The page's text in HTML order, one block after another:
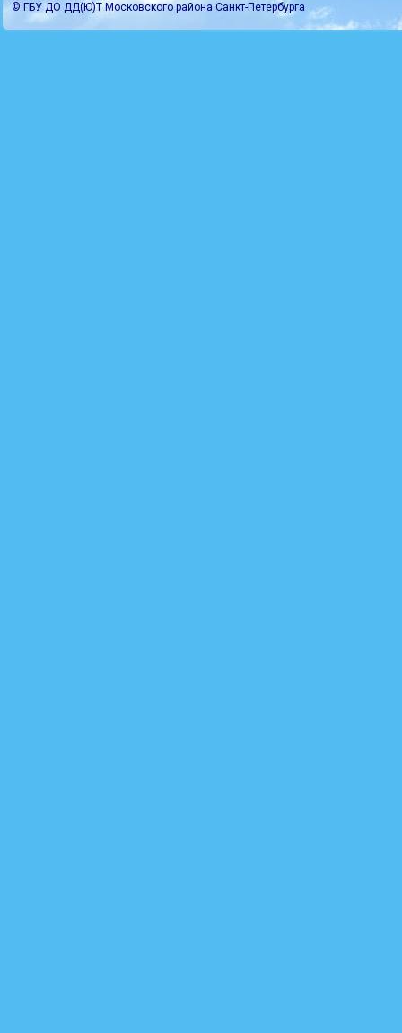
© ГБУ ДО ДД(Ю)Т Московского района Санкт-Петербурга